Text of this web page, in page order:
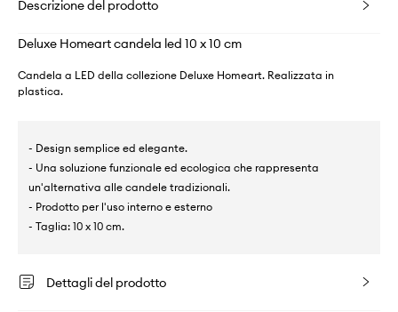
Descrizione del prodotto
Deluxe Homeart candela led 10 x 10 cm
Candela a LED della collezione Deluxe Homeart. Realizzata in
plastica.
- Design semplice ed elegante.
- Una soluzione funzionale ed ecologica che rappresenta
un'alternativa alle candele tradizionali.
- Prodotto per l'uso interno e esterno
- Taglia: 10 x 10 cm.
Dettagli del prodotto